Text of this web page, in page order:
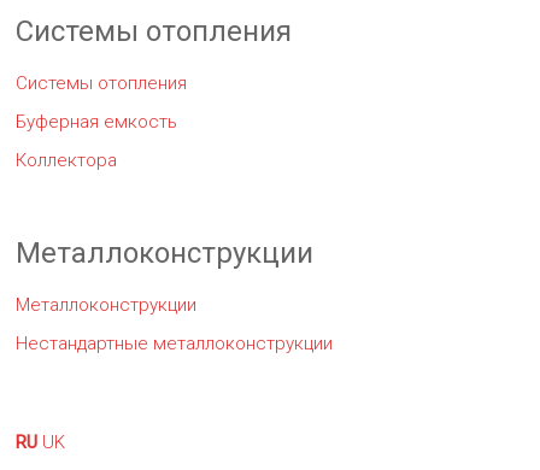
Системы отопления
Системы отопления
Буферная емкость
Коллектора
Металлоконструкции
Металлоконструкции
Нестандартные металлоконструкции
RU UK